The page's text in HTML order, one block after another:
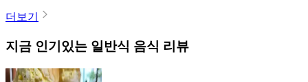
더보기
지금 인기있는 일반식 음식 리뷰